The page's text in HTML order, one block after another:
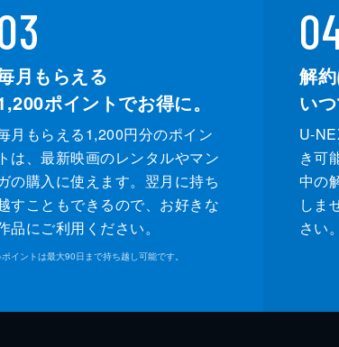
月もらえる
ポイントでお得に。
月もらえる1,200円分のポイン
トは、最新映画のレンタルやマン
の購入に使えます。翌月に持ち
すこともできるので、お好きな
品にご利用ください。
ポイントは最大90日まで持ち越し可能です。
解
い
U-
き可
中の
しま
さい。